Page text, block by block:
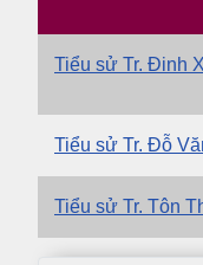
Tiểu sử Tr. Đinh
Tiểu sử Tr. Đỗ
Tiểu sử Tr. Tôn